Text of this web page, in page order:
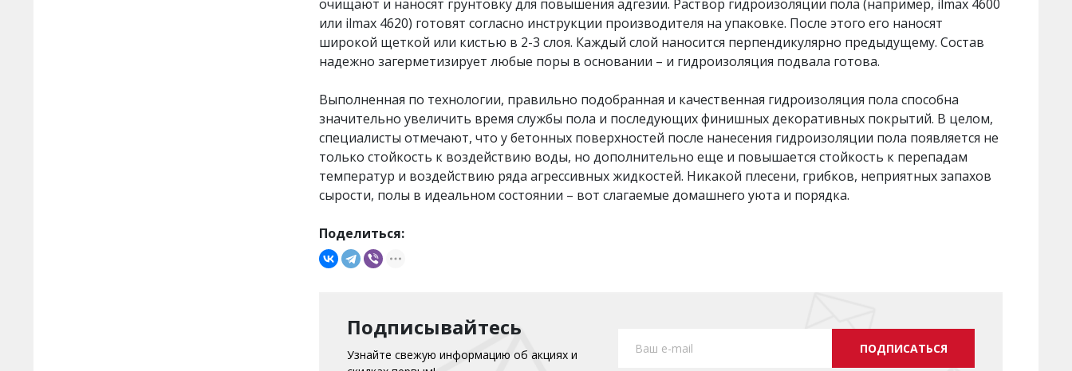
очищают и наносят грунтовку для повышения адгезии. Раствор гидроизоляции пола (например, ilmax 4600
или ilmax 4620) готовят согласно инструкции производителя на упаковке. После этого его наносят
широкой щеткой или кистью в 2-3 слоя. Каждый слой наносится перпендикулярно предыдущему. Состав
надежно загерметизирует любые поры в основании – и гидроизоляция подвала готова.
Выполненная по технологии, правильно подобранная и качественная гидроизоляция пола способна
значительно увеличить время службы пола и последующих финишных декоративных покрытий. В целом,
специалисты отмечают, что у бетонных поверхностей после нанесения гидроизоляции пола появляется не
только стойкость к воздействию воды, но дополнительно еще и повышается стойкость к перепадам
температур и воздействию ряда агрессивных жидкостей. Никакой плесени, грибков, неприятных запахов
сырости, полы в идеальном состоянии – вот слагаемые домашнего уюта и порядка.
Поделиться:
Подписывайтесь
Узнайте свежую информацию об акциях и
ПОДПИСАТЬСЯ